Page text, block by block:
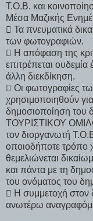
Τ.Ο.Β. και
Μέσα Μαζικής
 Τα πνευματικά
των φωτογραφιών.
 Η απόφαση της
επιτρέπεται ουδεμία
άλλη διεκδίκηση.
 Οι φωτογραφίες
χρησιμοποιηθούν
δημοσιοποίηση του
ΤΟΥΡΙΣΤΙΚΟΥ
τον διοργανωτή
οποιοδήποτε τρόπο
θεμελιώνεται
και πάντα με τη
του ονόματος του
 Η συμμετοχή στον
ανωτέρω